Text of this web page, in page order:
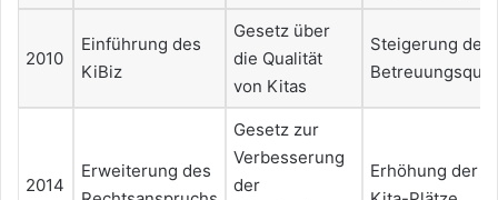
2010
Einführung des
KiBiz
Gesetz über
die Qualität
von Kitas
Steigerung der
2014
Erweiterung des
Gesetz zur
Verbesserung
der
Erhöhung der